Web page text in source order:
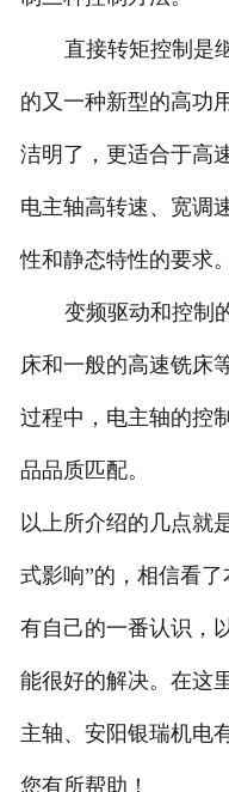
直接转矩控制是
的又一种新型的高功
洁明了，更适合于高
电主轴高转速、宽调
性和静态特性的要求。
变频驱动和控制
床和一般的高速铣床
过程中，电主轴的控
品品质匹配。
以上所介绍的几点就
式影响”的，相信看
有自己的一番认识，
能很好的解决。在这
主轴、安阳银瑞机电
您有所帮助！